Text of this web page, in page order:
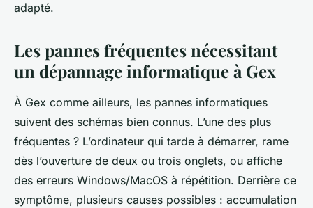
adapté.
Les pannes fréquentes nécessitant
un dépannage informatique à Gex
À Gex comme ailleurs, les pannes informatiques
suivent des schémas bien connus. L’une des plus
fréquentes ? L’ordinateur qui tarde à démarrer, rame
dès l’ouverture de deux ou trois onglets, ou affiche
des erreurs Windows/MacOS à répétition. Derrière ce
symptôme, plusieurs causes possibles : accumulation